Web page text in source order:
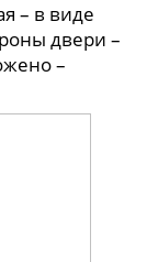
– в виде
двери –
–